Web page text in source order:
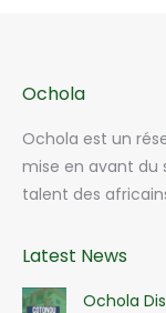
Ochola
Ochola est un
mise en avant du
talent des
Latest News
Ochola